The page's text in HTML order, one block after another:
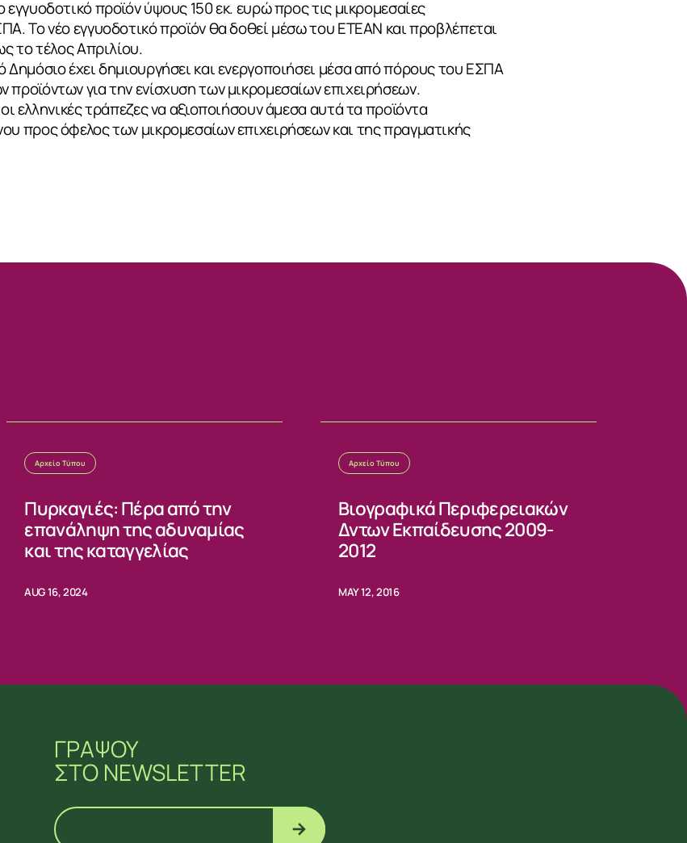
προϊόν ύψους 150 εκ. ευρώ προς τις μικρομεσαίες
Το νέο εγγυοδοτικό προϊόν θα δοθεί μέσω του ΕΤΕΑΝ και προβλέπεται
το τέλος Απριλίου.
έχει δημιουργήσει και ενεργοποιήσει μέσα από πόρους του ΕΣΠΑ
για την ενίσχυση των μικρομεσαίων επιχειρήσεων.
ελληνικές τράπεζες να αξιοποιήσουν άμεσα αυτά τα προϊόντα
προς όφελος των μικρομεσαίων επιχειρήσεων και της πραγματικής
Αρχείο Τύπου
Πυρκαγιές: Πέρα από την
επανάληψη της αδυναμίας
και της καταγγελίας
AUG 16, 2024
Αρχείο Τύπου
Βιογραφικά Περιφερειακών
Δντων Εκπαίδευσης 2009-
2012
MAY 12, 2016
ΓΡΑΨΟΥ
ΣΤΟ NEWSLETTER